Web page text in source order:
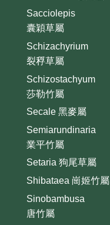
Sacciolepis
囊穎草屬
Schizachyrium
裂稃草屬
Schizostachyum
莎勒竹屬
Secale 黑麥屬
Semiarundinaria
業平竹屬
Setaria 狗尾草屬
Shibataea 崗姬竹屬
Sinobambusa
唐竹屬